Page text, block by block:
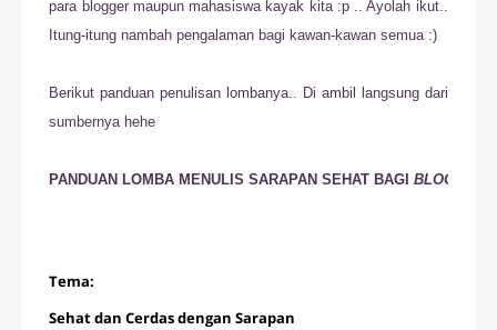
para blogger maupun mahasiswa kayak kita :p .. Ayolah ikut..
Itung-itung nambah pengalaman bagi kawan-kawan semua :)
Berikut panduan penulisan lombanya.. Di ambil langsung dari
sumbernya hehe
PANDUAN LOMBA MENULIS SARAPAN SEHAT BAGI BLOGGER
Tema:
Sehat dan Cerdas dengan Sarapan